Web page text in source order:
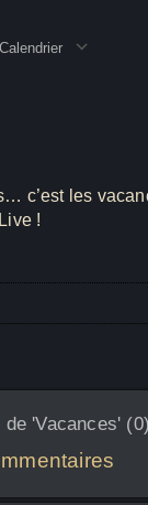
c’est les
!
'Vacances' (0)